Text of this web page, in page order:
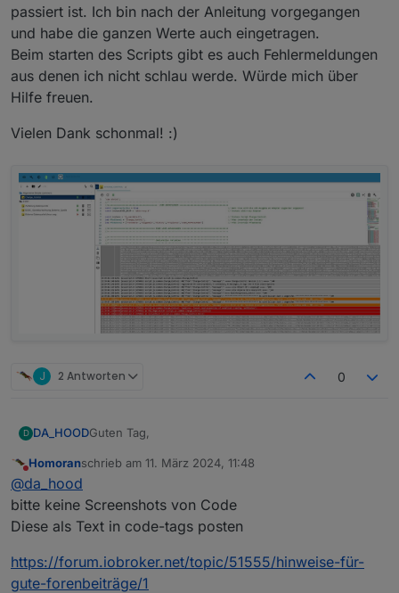
passiert ist. Ich bin nach der Anleitung vorgegangen
und habe die ganzen Werte auch eingetragen.
Beim starten des Scripts gibt es auch Fehlermeldungen
aus denen ich nicht schlau werde. Würde mich über
Hilfe freuen.
Vielen Dank schonmal! :)
J 2 Antworten 0
D DA_HOODGuten Tag,
ich habe gestern versucht das ganze zu installieren,
passiert ist. Ich bin nach der Anleitung vorgegangen
und habe die ganzen Werte auch eingetragen.
Beim starten des Scripts gibt es auch
Würde mich über Hilfe freuen.
Vielen Dank schonmal! :)
Nicht stören
Homoranschrieb am 11. März 2024, 11:48
zuletzt editiert von
@da_hood
bitte keine Screenshots von Code
Diese als Text in code-tags posten
https://forum.iobroker.net/topic/51555/hinweise-für-
gute-forenbeiträge/1